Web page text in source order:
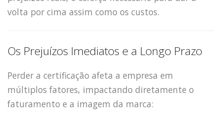
volta por cima assim como os custos.
Os Prejuízos Imediatos e a Longo Prazo
Perder a certificação afeta a empresa em
múltiplos fatores, impactando diretamente o
faturamento e a imagem da marca: